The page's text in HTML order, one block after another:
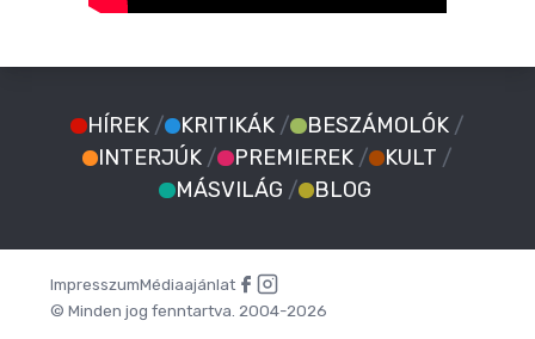
HÍREK / KRITIKÁK / BESZÁMOLÓK /
INTERJÚK / PREMIEREK / KULT /
MÁSVILÁG / BLOG
ImpresszumMédiaajánlat
© Minden jog fenntartva. 2004-2026